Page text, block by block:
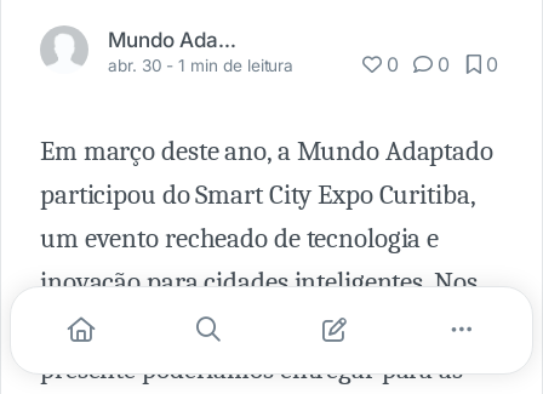
Mundo Adaptado
abr. 30 -1 min de leitura 0 0 0
Em março deste ano, a Mundo Adaptado
participou do Smart City Expo Curitiba,
um evento recheado de tecnologia e
inovação para cidades inteligentes. Nos
preparamos pensando em qual o
presente poderíamos entregar para as